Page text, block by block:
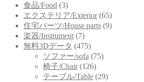
食品/Food (3)
エクステリア/Exterior (65)
住宅パーツ/House parts (9)
楽器/Instrument (7)
無料3Dデータ (475)
ソファー/sofa (75)
椅子/Chair (126)
テーブル/Table (29)